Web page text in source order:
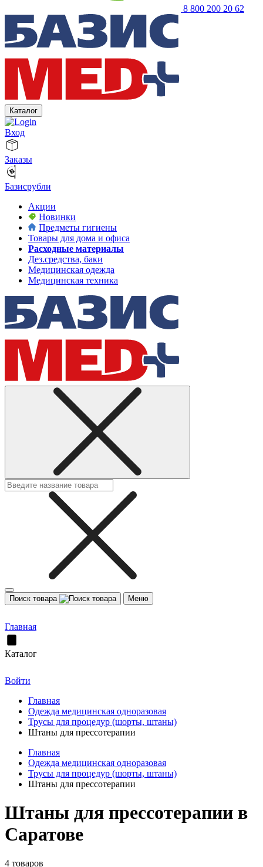
8 800 200 20 62
Каталог
Вход
Заказы
Базисрубли
Акции
Новинки
Предметы гигиены
Товары для дома и офиса
Расходные материалы
Дез.средства, баки
Медицинская одежда
Медицинская техника
Поиск товара Меню
Главная
Каталог
Войти
Главная
Одежда медицинская одноразовая
Трусы для процедур (шорты, штаны)
Штаны для прессотерапии
Главная
Одежда медицинская одноразовая
Трусы для процедур (шорты, штаны)
Штаны для прессотерапии
Штаны для прессотерапии в
Саратове
4 товаров